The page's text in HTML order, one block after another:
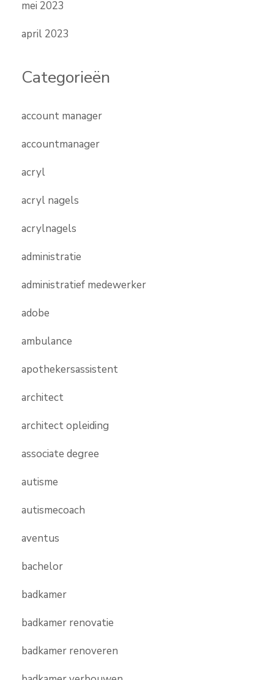
mei 2023
april 2023
Categorieën
account manager
accountmanager
acryl
acryl nagels
acrylnagels
administratie
administratief medewerker
adobe
ambulance
apothekersassistent
architect
architect opleiding
associate degree
autisme
autismecoach
aventus
bachelor
badkamer
badkamer renovatie
badkamer renoveren